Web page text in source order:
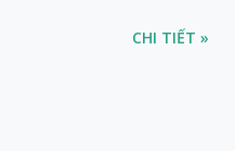
CHI TIẾT »